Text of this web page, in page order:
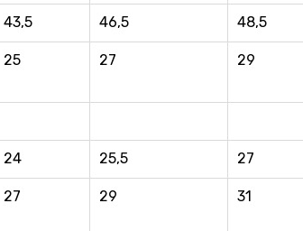
43,5 46,5 48,5
25 27 29
24 25,5 27
27 29 31